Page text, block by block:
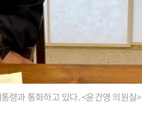
령과 통화하고 있다. <윤건영 의원실>